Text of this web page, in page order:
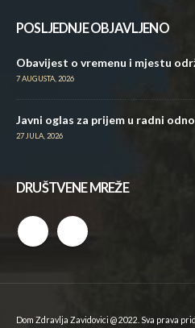
POSLJEDNJE OBJAVLJENO
Obavijest o vremenu i mjestu
7 AUGUSTA, 2026
Javni oglas za prijem u radni
27 JULA, 2026
DRUŠTVENE MREŽE
Dom Zdravlja Zavidovici @ 2022. Sva prava